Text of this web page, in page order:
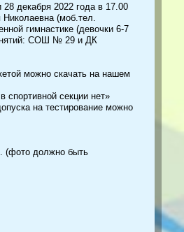
декабря 2022 года в 17.00
(моб.тел.
гимнастике (девочки 6-7
СОШ № 29 и ДК
можно скачать на нашем
спортивной секции нет»
на тестирование можно
(фото должно быть